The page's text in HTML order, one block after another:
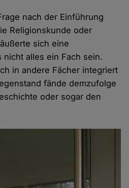
nach der Einführung
Religionskunde oder
sich eine
nicht alles ein Fach sein.
in andere Fächer integriert
fände demzufolge
oder sogar den